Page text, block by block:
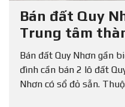
Bán đất Quy
Trung tâm
Bán đất Quy Nhơn gần
đình cần bán 2 lô đất
Nhơn có sổ đỏ sẵn.